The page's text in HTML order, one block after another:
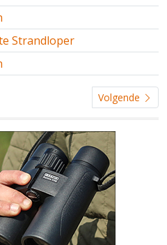
Strandloper
Volgende